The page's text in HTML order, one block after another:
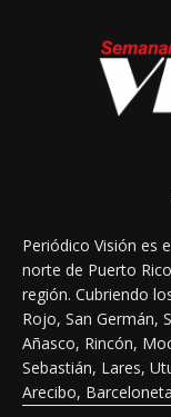
Periódico Visión es
norte de Puerto
región. Cubriendo
Rojo, San Germán,
Añasco, Rincón,
Sebastián, Lares,
Arecibo,